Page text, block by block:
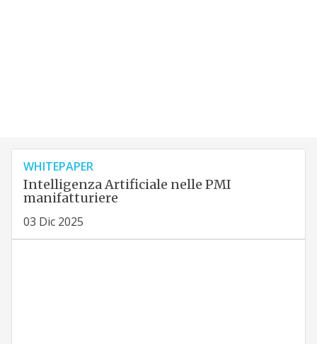
WHITEPAPER
Intelligenza Artificiale nelle PMI
manifatturiere
03 Dic 2025